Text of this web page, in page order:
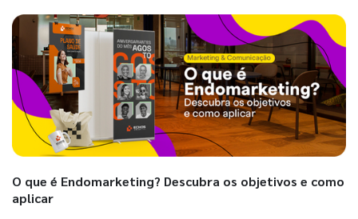
O que é Endomarketing? Descubra os objetivos e como
aplicar